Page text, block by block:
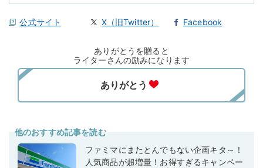
公式サイト X（旧Twitter） Facebook
ありがとうを贈ると
ライターさんの励みになります
他のおすすめ記事を読む
ファミマにまたとんでもない企画キタ～！
人気商品が超増量！お得すぎるキャンペー